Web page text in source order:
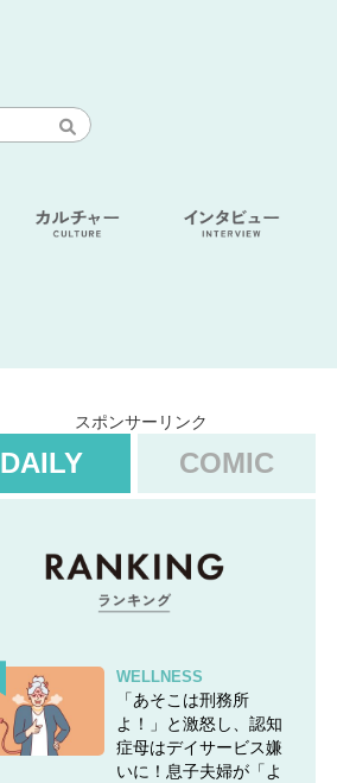
スポンサーリンク
DAILY COMIC
WELLNESS
「あそこは刑務所
よ！」と激怒し、認知
症母はデイサービス嫌
いに！息子夫婦が「よ